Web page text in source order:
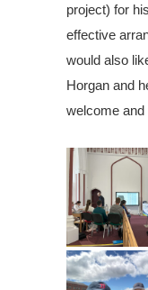
project) for
effective
would also
Horgan and
welcome and